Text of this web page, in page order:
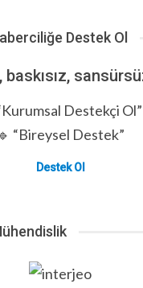
Destek Ol
baskısız,
Destekçi Ol”
“Bireysel Destek”
Destek Ol